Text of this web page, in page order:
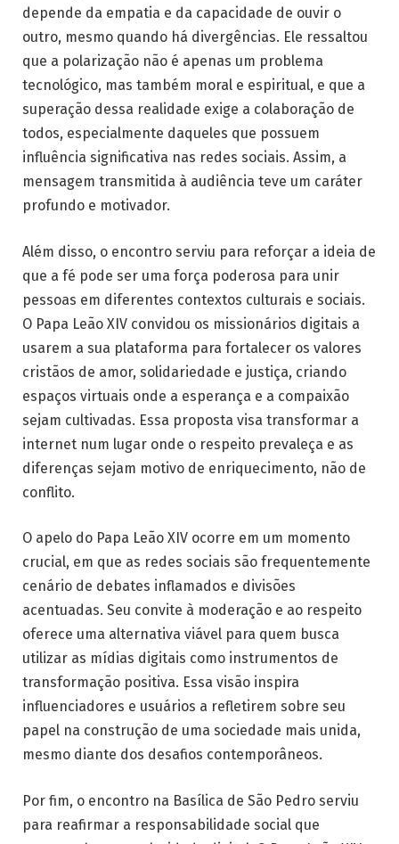
depende da empatia e da capacidade de ouvir o
outro, mesmo quando há divergências. Ele ressaltou
que a polarização não é apenas um problema
tecnológico, mas também moral e espiritual, e que a
superação dessa realidade exige a colaboração de
todos, especialmente daqueles que possuem
influência significativa nas redes sociais. Assim, a
mensagem transmitida à audiência teve um caráter
profundo e motivador.
Além disso, o encontro serviu para reforçar a ideia de
que a fé pode ser uma força poderosa para unir
pessoas em diferentes contextos culturais e sociais.
O Papa Leão XIV convidou os missionários digitais a
usarem a sua plataforma para fortalecer os valores
cristãos de amor, solidariedade e justiça, criando
espaços virtuais onde a esperança e a compaixão
sejam cultivadas. Essa proposta visa transformar a
internet num lugar onde o respeito prevaleça e as
diferenças sejam motivo de enriquecimento, não de
conflito.
O apelo do Papa Leão XIV ocorre em um momento
crucial, em que as redes sociais são frequentemente
cenário de debates inflamados e divisões
acentuadas. Seu convite à moderação e ao respeito
oferece uma alternativa viável para quem busca
utilizar as mídias digitais como instrumentos de
transformação positiva. Essa visão inspira
influenciadores e usuários a refletirem sobre seu
papel na construção de uma sociedade mais unida,
mesmo diante dos desafios contemporâneos.
Por fim, o encontro na Basílica de São Pedro serviu
para reafirmar a responsabilidade social que